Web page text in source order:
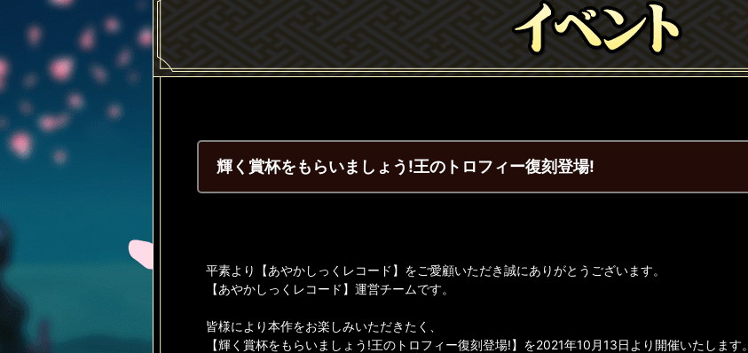
輝く賞杯をもらいましょう!王のトロフィー復刻登場!
平素より【あやかしっくレコード】をご愛顧いただき誠にありがとうございます。
【あやかしっくレコード】運営チームです。
皆様により本作をお楽しみいただきたく、
【輝く賞杯をもらいましょう!王のトロフィー復刻登場!】を2021年10月13日より開催いたします。